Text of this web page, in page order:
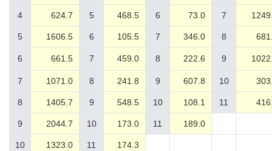
4 624.7 5 468.5 6 73.0 7
5 1606.5 6 105.5 7 346.0 8
6 661.5 7 459.0 8 222.6 9
7 1071.0 8 241.8 9 607.8 10
8 1405.7 9 548.5 10 108.1 11
9 2044.7 10 173.0 11 189.0
10 1323.0 11 174.3